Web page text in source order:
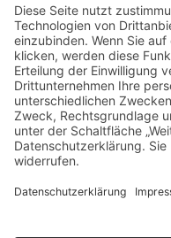
Newsletter
FAQ
Schlagworte
Datenschutz
Impressum